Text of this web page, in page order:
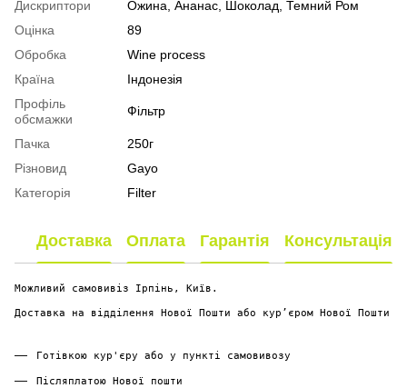
Дискриптори
Ожина, Ананас, Шоколад, Темний Ром
Оцінка
89
Обробка
Wine process
Країна
Індонезія
Профіль
обсмажки
Фільтр
Пачка
250г
Різновид
Gayo
Категорія
Filter
Доставка Оплата Гарантія Консультація
Можливий самовивіз Ірпінь, Київ.
Доставка на відділення Нової Пошти або курʼєром Нової Пошти
Готівкою кур'єру або у пункті самовивозу
Післяплатою Нової пошти